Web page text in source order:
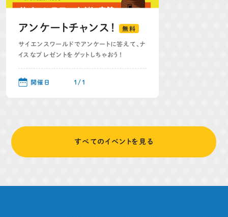
アンケートチャンス！ 無料
サイエンスワールドでアンケートに答えて、ナ
イスなプレゼントをゲットしちゃおう！
開催日 1/1
すべてのイベントを見る